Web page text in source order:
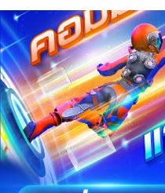
พันธมิตรธุรกิจไอทีชั้นนำ อาทิ
Ascenti, ASUS, Banana E-
GamersLab, iStudio by SPVI,
Secretlab, SPEED Computer,
พันธมิตรอีกมากมาย พร้อม
Business+, CeeMeAgain,
ชอบโปร ผู้สนใจสามารถเข้าชม
2569 เวลา 10.00 – 21.00 ...